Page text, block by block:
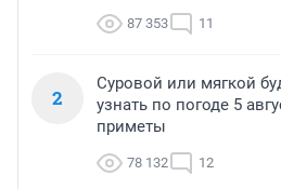
87 353 11
2
Суровой или мягкой
узнать по погоде 5
приметы
78 132 12